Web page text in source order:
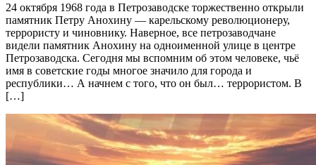
24 октября 1968 года в Петрозаводске торжественно открыли
памятник Петру Анохину — карельскому революционеру,
террористу и чиновнику. Наверное, все петрозаводчане
видели памятник Анохину на одноименной улице в центре
Петрозаводска. Сегодня мы вспомним об этом человеке, чьё
имя в советские годы многое значило для города и
республики… А начнем с того, что он был… террористом. В
[…]